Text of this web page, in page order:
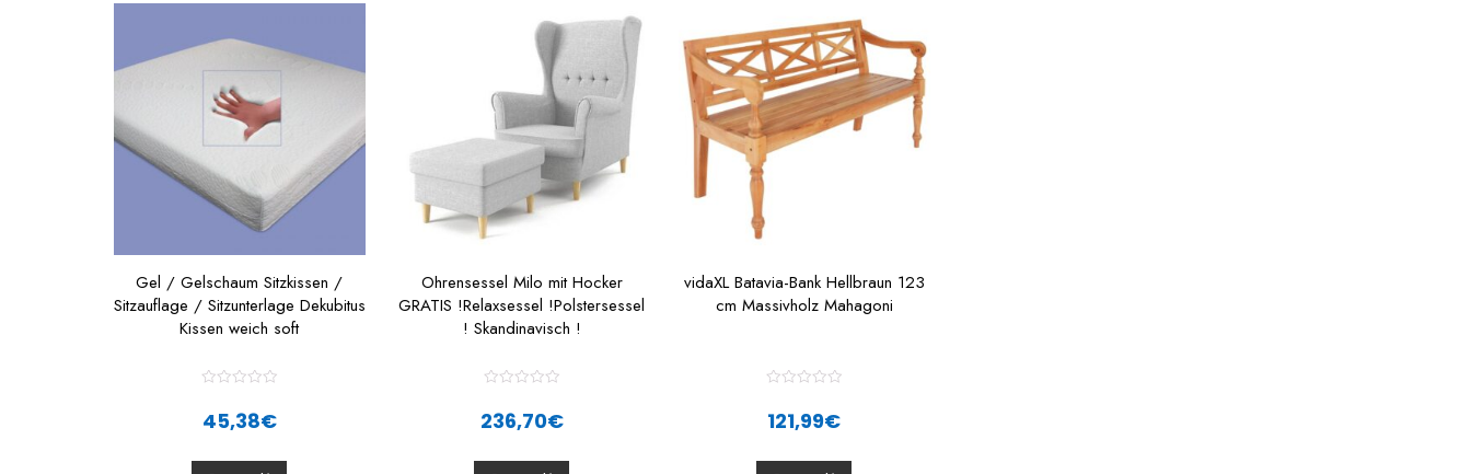
Gel / Gelschaum Sitzkissen /
Sitzauflage / Sitzunterlage Dekubitus
Kissen weich soft
t
0
45,38€
Ohrensessel Milo mit Hocker
GRATIS !Relaxsessel !Polstersessel
! Skandinavisch !
t
0
236,70€
vidaXL Batavia-Bank Hellbraun 123
cm Massivholz Mahagoni
0
121,99€